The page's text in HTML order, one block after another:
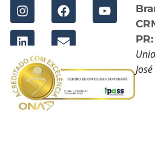
PR: